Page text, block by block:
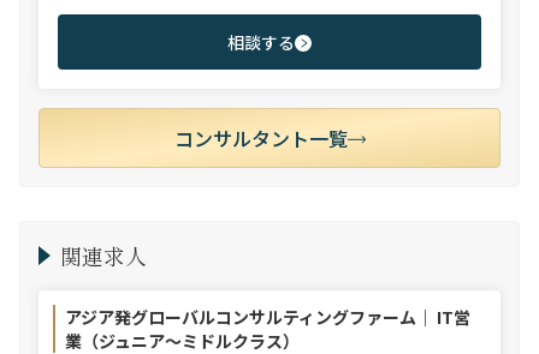
相談する
コンサルタント一覧
関連求人
アジア発グローバルコンサルティングファーム｜ IT営
業（ジュニア～ミドルクラス）